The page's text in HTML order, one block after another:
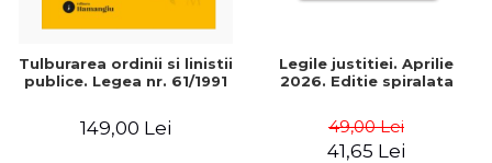
Tulburarea ordinii si linistii
publice. Legea nr. 61/1991
149,00 Lei
Legile justitiei. Aprilie
2026. Editie spiralata
49,00 Lei
41,65 Lei